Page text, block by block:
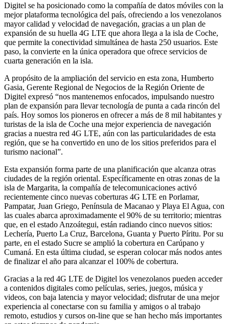
Digitel se ha posicionado como la compañía de datos móviles con la
mejor plataforma tecnológica del país, ofreciendo a los venezolanos
mayor calidad y velocidad de navegación, gracias a un plan de
expansión de su huella 4G LTE que ahora llega a la isla de Coche,
que permite la conectividad simultánea de hasta 250 usuarios. Este
paso, la convierte en la única operadora que ofrece servicios de
cuarta generación en la isla.
A propósito de la ampliación del servicio en esta zona, Humberto
Gasia, Gerente Regional de Negocios de la Región Oriente de
Digitel expresó “nos mantenemos enfocados, impulsando nuestro
plan de expansión para llevar tecnología de punta a cada rincón del
país. Hoy somos los pioneros en ofrecer a más de 8 mil habitantes y
turistas de la isla de Coche una mejor experiencia de navegación
gracias a nuestra red 4G LTE, aún con las particularidades de esta
región, que se ha convertido en uno de los sitios preferidos para el
turismo nacional”.
Esta expansión forma parte de una planificación que alcanza otras
ciudades de la región oriental. Específicamente en otras zonas de la
isla de Margarita, la compañía de telecomunicaciones activó
recientemente cinco nuevas coberturas 4G LTE en Porlamar,
Pampatar, Juan Griego, Península de Macanao y Playa El Agua, con
las cuales abarca aproximadamente el 90% de su territorio; mientras
que, en el estado Anzoátegui, están radiando cinco nuevos sitios:
Lechería, Puerto La Cruz, Barcelona, Guanta y Puerto Píritu. Por su
parte, en el estado Sucre se amplió la cobertura en Carúpano y
Cumaná. En esta última ciudad, se esperan colocar más nodos antes
de finalizar el año para alcanzar el 100% de cobertura.
Gracias a la red 4G LTE de Digitel los venezolanos pueden acceder
a contenidos digitales como películas, series, juegos, música y
videos, con baja latencia y mayor velocidad; disfrutar de una mejor
experiencia al conectarse con su familia y amigos o al trabajo
remoto, estudios y cursos on-line que se han hecho más importantes